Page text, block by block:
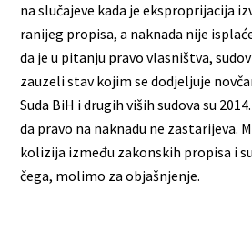
na slučajeve kada je eksproprijacija
ranijeg propisa, a naknada nije
da je u pitanju pravo vlasništva,
zauzeli stav kojim se dodjeljuje
Suda BiH i drugih viših sudova su
da pravo na naknadu ne zastarijeva.
kolizija između zakonskih propisa i
čega, molimo za objašnjenje.